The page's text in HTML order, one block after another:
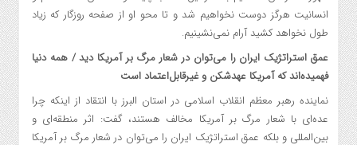
انسانیت هرگز دوست نخواهیم شد و تا محو او از صفحه روزگار که زیاد
طول نخواهد کشید آرام نمی‌نشینیم.
عمق استراتژیک ایران را می‌توان در شعار مرگ بر آمریکا دید / همه دنیا
فهمیده‌اند که آمریکا عهدشکن و غیرقابل‌اعتماد است
نماینده رهبر معظم انقلاب اسلامی در استان البرز با انتقاد از اینکه چرا
عده‌ای با شعار مرگ بر آمریکا مخالف هستند، گفت: اثر منطقه‌ای و
بین‌المللی و بلکه عمق استراتژیک ایران را می‌توان در شعار مرگ بر آمریکا